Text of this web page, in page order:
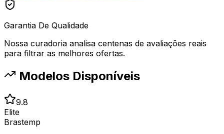
Garantia De Qualidade
Nossa curadoria analisa centenas de avaliações reais
para filtrar as melhores ofertas.
Modelos Disponíveis
9.8
Elite
Brastemp